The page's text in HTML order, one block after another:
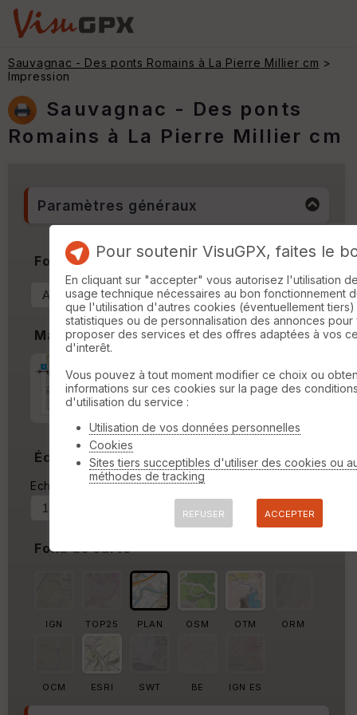
Sauvagnac - Des ponts Romains à La Pierre Millier cm >
Impression
Sauvagnac - Des ponts
Romains à La Pierre Millier cm
Paramètres généraux
Format & Orientation
Marges
Marge autour de la trace
%
Échelle
Echelle actuelle : 1/12876
Fond de carte
IGN TOP25 PLAN OSM OTM ORM
OCM ESRI SWT BE IGN ES
Pour soutenir VisuGPX, faites le
En cliquant sur "accepter" vous autorisez l'utilisation
usage technique nécessaires au bon fonctionnement
que l'utilisation d'autres cookies (éventuellement
statistiques ou de personnalisation des annonces pour
proposer des services et des offres adaptées à vos
d'interêt.
Vous pouvez à tout moment modifier ce choix ou
informations sur ces cookies sur la page des
d'utilisation du service :
Utilisation de vos données personnelles
Cookies
Sites tiers succeptibles d'utiliser des cookies ou
méthodes de tracking
REFUSER ACCEPTER